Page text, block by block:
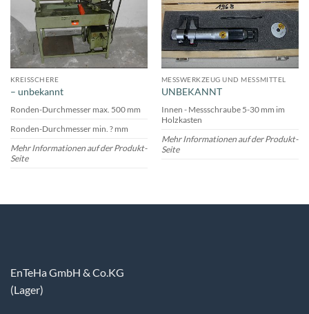
KREISSCHERE
– unbekannt
Ronden-Durchmesser max. 500 mm
Ronden-Durchmesser min. ? mm
Mehr Informationen auf der Produkt-
Seite
MESSWERKZEUG UND MESSMITTEL
UNBEKANNT
Innen - Messschraube 5-30 mm im
Holzkasten
Mehr Informationen auf der Produkt-
Seite
EnTeHa GmbH & Co.KG
(Lager)